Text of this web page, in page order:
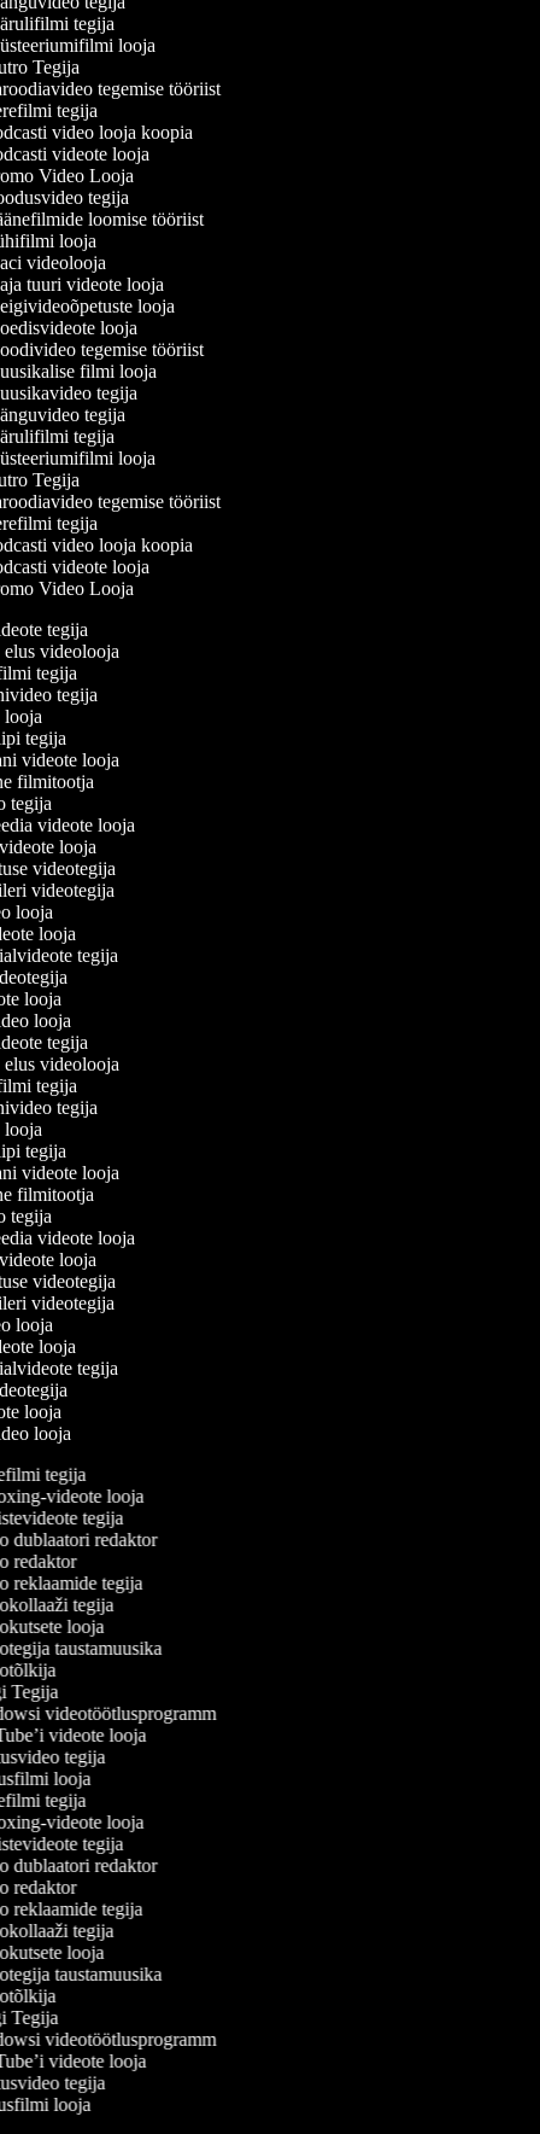
tegija
looja
Tegija
tegemise tööriist
tegija
video looja koopia
videote looja
Video Looja
tegija
loomise tööriist
looja
videolooja
tuuri videote looja
looja
looja
tegemise tööriist
filmi looja
tegija
tegija
tegija
looja
Tegija
tegemise tööriist
tegija
video looja koopia
videote looja
Video Looja
tegija
elus videolooja
tegija
tegija
looja
tegija
videote looja
filmitootja
tegija
videote looja
looja
videotegija
videotegija
looja
looja
tegija
looja
looja
tegija
elus videolooja
tegija
tegija
looja
tegija
videote looja
filmitootja
tegija
videote looja
looja
videotegija
videotegija
looja
looja
tegija
looja
looja
tegija
videote looja
tegija
dublaatori redaktor
redaktor
reklaamide tegija
tegija
looja
taustamuusika
videotöötlusprogramm
videote looja
tegija
looja
tegija
videote looja
tegija
dublaatori redaktor
redaktor
reklaamide tegija
tegija
looja
taustamuusika
videotöötlusprogramm
videote looja
tegija
looja